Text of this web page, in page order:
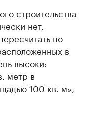
строительства
нет,
по
в
высоки:
метр в
100 кв. м»,